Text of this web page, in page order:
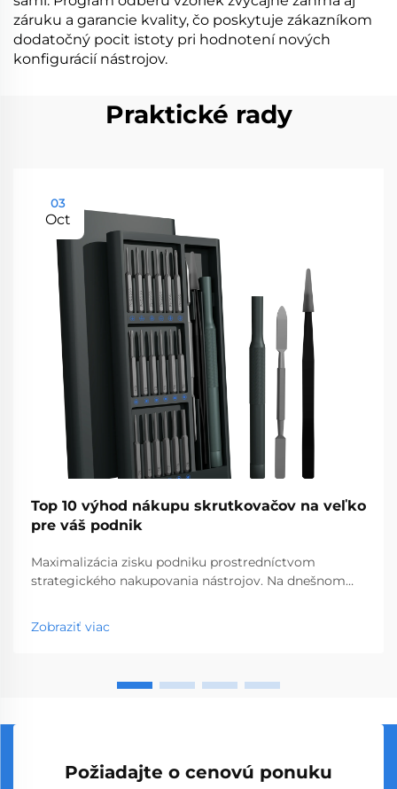
záruku a garancie kvality, čo poskytuje zákazníkom
dodatočný pocit istoty pri hodnotení nových
konfigurácií nástrojov.
Praktické rady
03
Oct
Top 10 výhod nákupu skrutkovačov na veľko
pre váš podnik
Maximalizácia zisku podniku prostredníctvom
strategického nakupovania nástrojov. Na dnešnom
materiálmi môžu múdre rozhodnutia týkajúce sa
nákupu výrazne ovplyvniť vašu ziskovosť. Nákup
Zobraziť viac
Požiadajte o cenovú ponuku